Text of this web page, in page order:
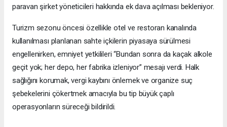
paravan şirket yöneticileri hakkında ek dava açılması bekleniyor.
Turizm sezonu öncesi özellikle otel ve restoran kanalında
kullanılması planlanan sahte içkilerin piyasaya sürülmesi
engellenirken, emniyet yetkilileri “Bundan sonra da kaçak alkole
geçit yok; her depo, her fabrika izleniyor” mesajı verdi. Halk
sağlığını korumak, vergi kaybını önlemek ve organize suç
şebekelerini çökertmek amacıyla bu tip büyük çaplı
operasyonların süreceği bildirildi.